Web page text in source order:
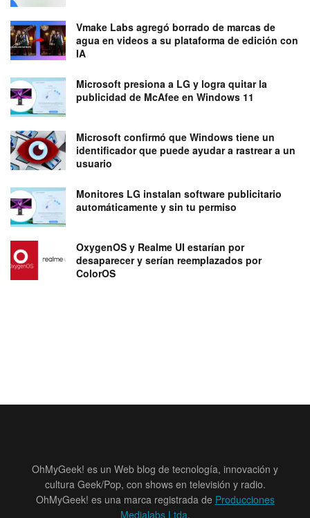
Vmake Labs agregó borrado de marcas de
agua en videos a su plataforma de edición con
IA
Microsoft presiona a LG y logra quitar la
publicidad de McAfee en Windows 11
Microsoft confirmó que Windows tiene un
identificador que puede ayudar a rastrear a un
usuario
Monitores LG instalan software publicitario
automáticamente y sin tu permiso
OxygenOS y Realme UI estarían por
desaparecer y serían reemplazados por
ColorOS
OhMyGeek! es un Web blog de tecnología, innovación y
cultura Geek/Pop, con shows en televisión y radio.
OhMyGeek! es una marca registrada de Producciones
Medialabs Ltda.